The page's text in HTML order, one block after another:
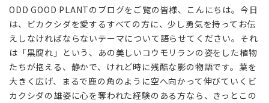
ODD GOOD PLANTのブログをご覧の皆様、こんにちは。今日
は、ビカクシダを愛するすべての方に、少し勇気を持ってお伝
えしなければならないテーマについて語らせてください。それ
は「黒腐れ」という、あの美しいコウモリランの姿をした植物
たちが抱える、静かで、けれど時に残酷な影の物語です。葉を
大きく広げ、まるで鹿の角のように空へ向かって伸びていくビ
カクシダの雄姿に心を奪われた経験のある方なら、きっとこの